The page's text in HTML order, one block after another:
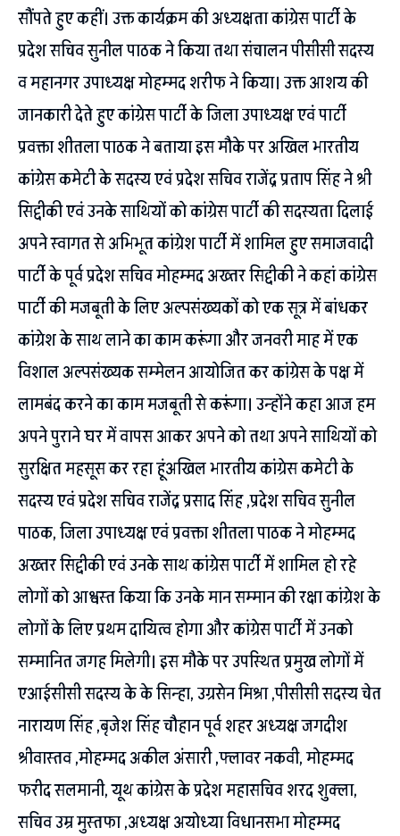
सौंपते हुए कहीं। उक्त कार्यक्रम की अध्यक्षता कांग्रेस पार्टी के
प्रदेश सचिव सुनील पाठक ने किया तथा संचालन पीसीसी सदस्य
व महानगर उपाध्यक्ष मोहम्मद शरीफ ने किया। उक्त आशय की
जानकारी देते हुए कांग्रेस पार्टी के जिला उपाध्यक्ष एवं पार्टी
प्रवक्ता शीतला पाठक ने बताया इस मौके पर अखिल भारतीय
कांग्रेस कमेटी के सदस्य एवं प्रदेश सचिव राजेंद्र प्रताप सिंह ने श्री
सिद्दीकी एवं उनके साथियों को कांग्रेस पार्टी की सदस्यता दिलाई
अपने स्वागत से अभिभूत कांग्रेश पार्टी में शामिल हुए समाजवादी
पार्टी के पूर्व प्रदेश सचिव मोहम्मद अख्तर सिद्दीकी ने कहां कांग्रेस
पार्टी की मजबूती के लिए अल्पसंख्यकों को एक सूत्र में बांधकर
कांग्रेश के साथ लाने का काम करूंगा और जनवरी माह में एक
विशाल अल्पसंख्यक सम्मेलन आयोजित कर कांग्रेस के पक्ष में
लामबंद करने का काम मजबूती से करूंगा। उन्होंने कहा आज हम
अपने पुराने घर में वापस आकर अपने को तथा अपने साथियों को
सुरक्षित महसूस कर रहा हूंअखिल भारतीय कांग्रेस कमेटी के
सदस्य एवं प्रदेश सचिव राजेंद्र प्रसाद सिंह ,प्रदेश सचिव सुनील
पाठक, जिला उपाध्यक्ष एवं प्रवक्ता शीतला पाठक ने मोहम्मद
अख्तर सिद्दीकी एवं उनके साथ कांग्रेस पार्टी में शामिल हो रहे
लोगों को आश्वस्त किया कि उनके मान सम्मान की रक्षा कांग्रेश के
लोगों के लिए प्रथम दायित्व होगा और कांग्रेस पार्टी में उनको
सम्मानित जगह मिलेगी। इस मौके पर उपस्थित प्रमुख लोगों में
एआईसीसी सदस्य के के सिन्हा, उग्रसेन मिश्रा ,पीसीसी सदस्य चेत
नारायण सिंह ,बृजेश सिंह चौहान पूर्व शहर अध्यक्ष जगदीश
श्रीवास्तव ,मोहम्मद अकील अंसारी ,फ्लावर नकवी, मोहम्मद
फरीद सलमानी, यूथ कांग्रेस के प्रदेश महासचिव शरद शुक्ला,
सचिव उम्र मुस्तफा ,अध्यक्ष अयोध्या विधानसभा मोहम्मद